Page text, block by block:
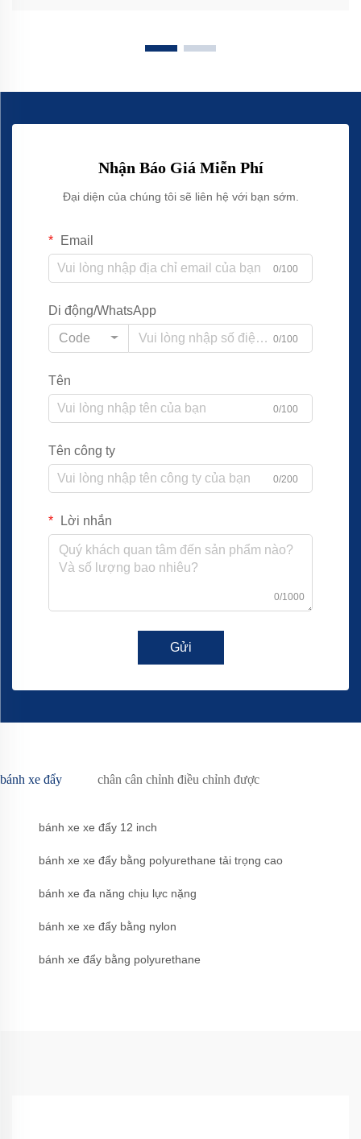
Nhận Báo Giá Miễn Phí
Đại diện của chúng tôi sẽ liên hệ với bạn sớm.
Email
0/100
Di động/WhatsApp
Code
0/100
Tên
0/100
Tên công ty
0/200
Lời nhắn
0/1000
Gửi
bánh xe đẩy chân cân chỉnh điều chỉnh được
bánh xe xe đẩy 12 inch
bánh xe xe đẩy bằng polyurethane tải trọng cao
bánh xe đa năng chịu lực nặng
bánh xe xe đẩy bằng nylon
bánh xe đẩy bằng polyurethane